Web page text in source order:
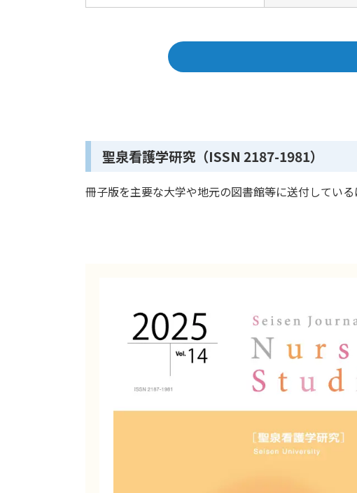
聖泉看護学研究（ISSN 2187-1981）
冊子版を主要な大学や地元の図書館等に送付してい